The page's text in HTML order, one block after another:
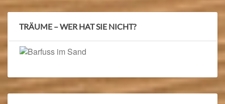
TRÄUME – WER HAT SIE NICHT?